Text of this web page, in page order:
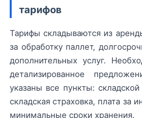
тарифов
Тарифы складываются из
за обработку паллет,
дополнительных услуг.
детализированное
указаны все пункты:
складская страховка, плата за
минимальные сроки хранения.